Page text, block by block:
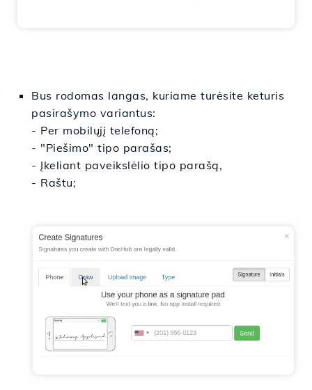
Bus rodomas langas, kuriame turėsite keturis
pasirašymo variantus:
- Per mobilųjį telefoną;
- "Piešimo" tipo parašas;
- Įkeliant paveikslėlio tipo parašą,
- Raštu;